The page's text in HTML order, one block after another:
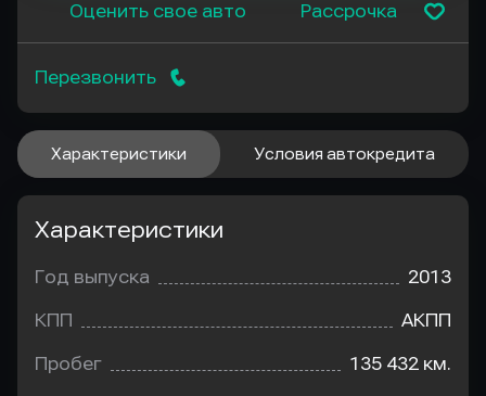
Оценить свое авто Рассрочка
Перезвонить
Характеристики Условия автокредита
Характеристики
Год выпуска 2013
КПП АКПП
Пробег 135 432 км.